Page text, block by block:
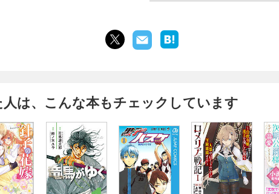
は、こんな本もチェックしています